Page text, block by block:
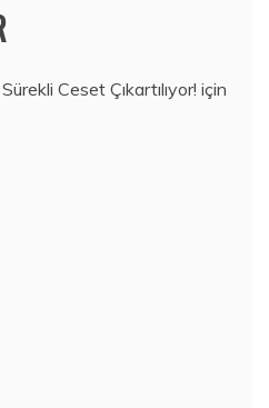
Ceset Çıkartılıyor! için